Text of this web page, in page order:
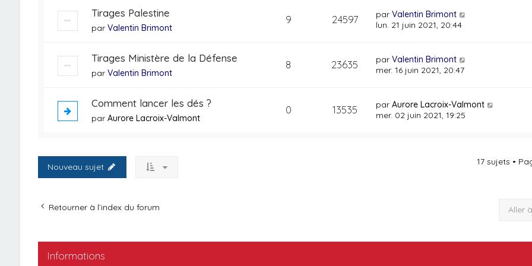
Tirages Palestine
par Valentin Brimont
9 24597 parValentin Brimont
lun. 21 juin 2021, 20:44
Tirages Ministère de la Défense
par Valentin Brimont
8 23635 parValentin Brimont
mer. 16 juin 2021, 20:47
Comment lancer les dés ?
par Aurore Lacroix-Valmont
0 13535 parAurore Lacroix-Valmont
mer. 02 juin 2021, 19:25
Nouveau sujet 17 sujets •
Retourner à l’index du forum Aller à
Informations